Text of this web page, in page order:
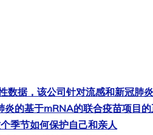
据，该公司针对流感和新冠肺
的基于mRNA的联合疫苗项目
季节如何保护自己和亲人